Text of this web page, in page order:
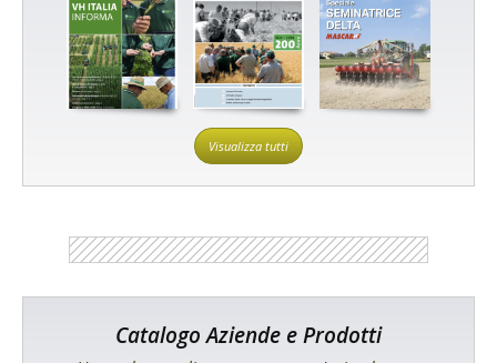
Visualizza tutti
Catalogo Aziende e Prodotti